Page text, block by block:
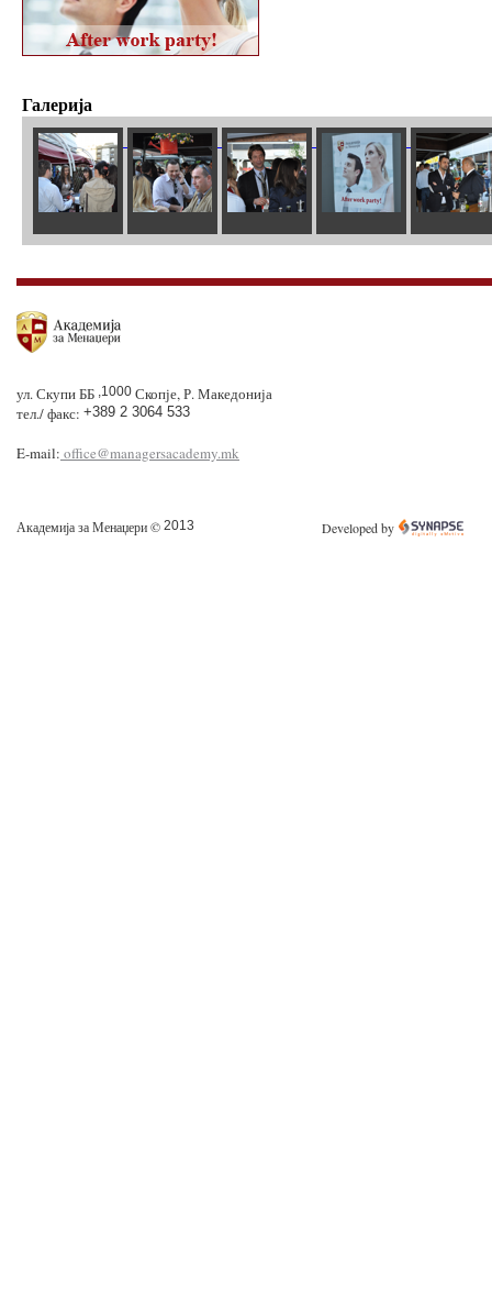
Галерија
ул. Скупи ББ ,1000 Скопје, Р. Македонија
тел./ факс: +389 2 3064 533
E-mail: office@managersacademy.mk
Академија за Менаџери © 2013 Developed by